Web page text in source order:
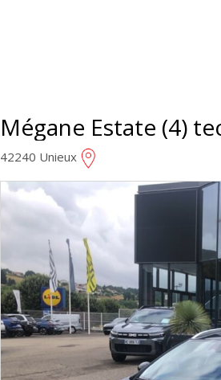
Mégane Estate (4)
42240 Unieux